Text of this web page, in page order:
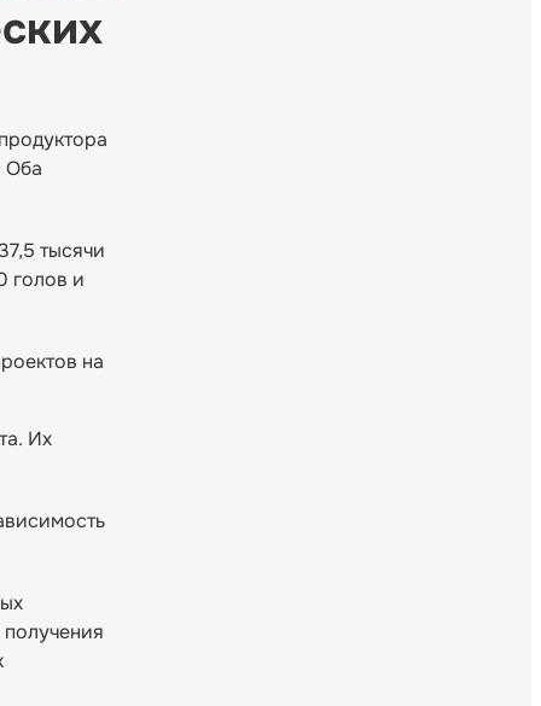
Оба
тысячи
голов и
на
Их